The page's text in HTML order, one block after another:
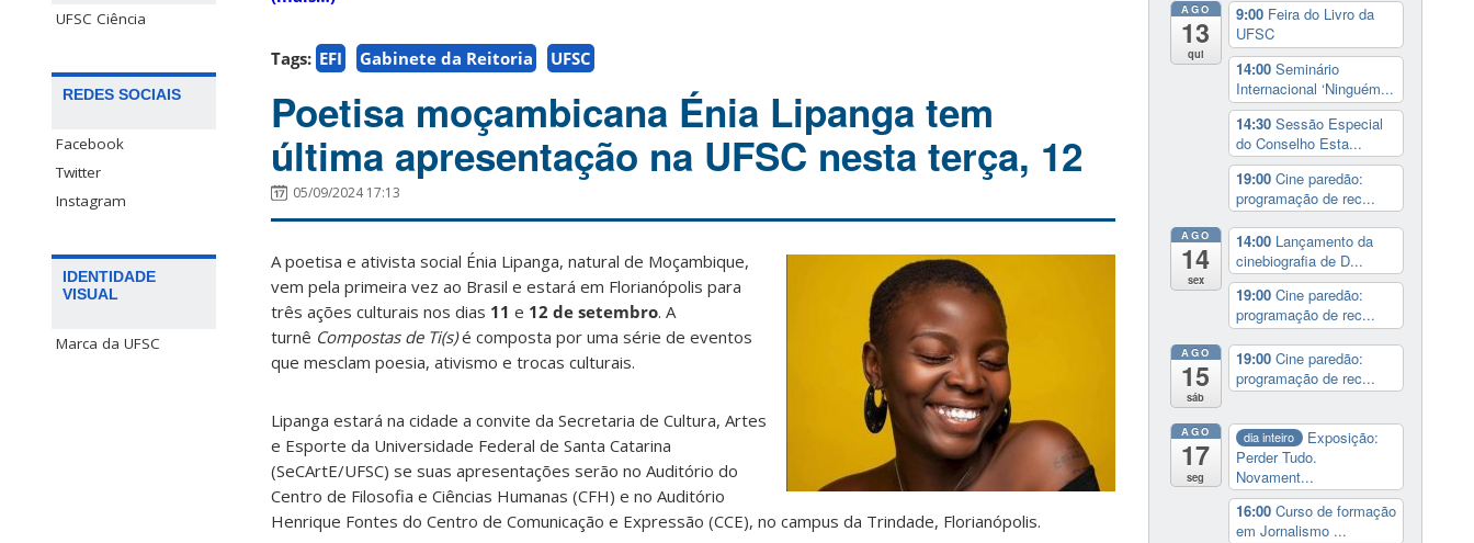
UFSC Ciência
REDES SOCIAIS
Facebook
Twitter
Instagram
IDENTIDADE
VISUAL
Marca da UFSC
Tags: EFI Gabinete da Reitoria UFSC
Poetisa moçambicana Énia Lipanga tem
última apresentação na UFSC nesta terça, 12
05/09/2024 17:13
A poetisa e ativista social Énia Lipanga, natural de Moçambique,
vem pela primeira vez ao Brasil e estará em Florianópolis para
três ações culturais nos dias 11 e 12 de setembro. A
turnê Compostas de Ti(s)é composta por uma série de eventos
que mesclam poesia, ativismo e trocas culturais.
Lipanga estará na cidade a convite da Secretaria de Cultura, Artes
e Esporte da Universidade Federal de Santa Catarina
(SeCArtE/UFSC) se suas apresentações serão no Auditório do
Centro de Filosofia e Ciências Humanas (CFH) e no Auditório
Henrique Fontes do Centro de Comunicação e Expressão (CCE), no campus da Trindade, Florianópolis.
AGO
13
qui
9:00 Feira do Livro da
UFSC
14:00 Seminário
Internacional ‘Ninguém...
14:30 Sessão Especial
do Conselho Esta...
19:00 Cine paredão:
programação de rec...
AGO
14
sex
14:00 Lançamento da
cinebiografia de D...
19:00 Cine paredão:
programação de rec...
AGO
15
sáb
19:00 Cine paredão:
programação de rec...
AGO
17
seg
dia inteiro
Exposição:
Perder Tudo.
Novament...
16:00 Curso de formação
em Jornalismo ...